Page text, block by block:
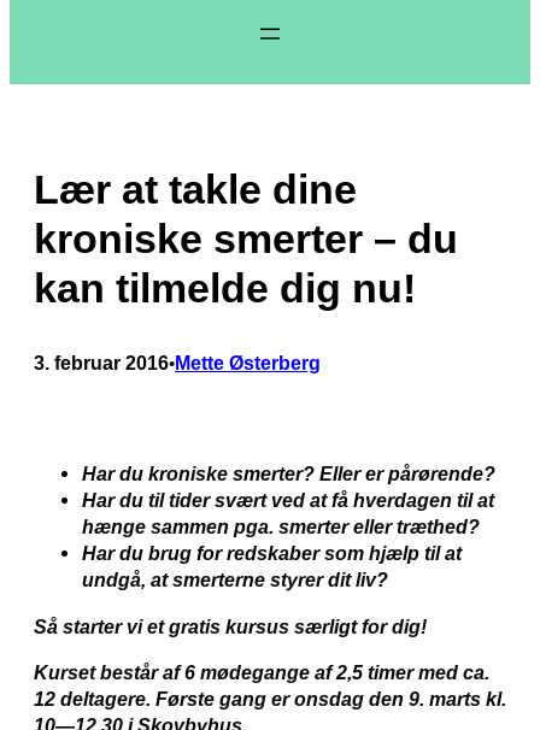
Lær at takle dine
kroniske smerter – du
kan tilmelde dig nu!
3. februar 2016•Mette Østerberg
Har du kroniske smerter? Eller er pårørende?
Har du til tider svært ved at få hverdagen til at
hænge sammen pga. smerter eller træthed?
Har du brug for redskaber som hjælp til at
undgå, at smerterne styrer dit liv?
Så starter vi et gratis kursus særligt for dig!
Kurset består af 6 mødegange af 2,5 timer med ca.
12 deltagere. Første gang er onsdag den 9. marts kl.
10—12.30 i Skovbyhus.